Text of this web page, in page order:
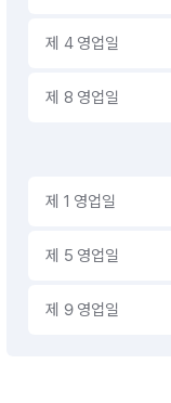
제 4 영업일
제 8 영업일
제 1 영업일
제 5 영업일
제 9 영업일